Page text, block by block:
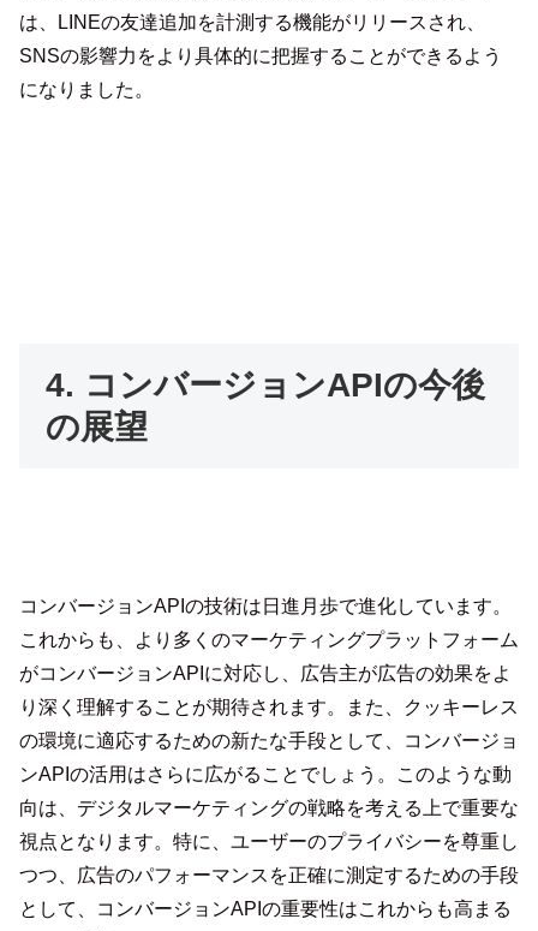
は、LINEの友達追加を計測する機能がリリースされ、
SNSの影響力をより具体的に把握することができるよう
になりました。
4. コンバージョンAPIの今後
の展望
コンバージョンAPIの技術は日進月歩で進化しています。
これからも、より多くのマーケティングプラットフォーム
がコンバージョンAPIに対応し、広告主が広告の効果をよ
り深く理解することが期待されます。また、クッキーレス
の環境に適応するための新たな手段として、コンバージョ
ンAPIの活用はさらに広がることでしょう。このような動
向は、デジタルマーケティングの戦略を考える上で重要な
視点となります。特に、ユーザーのプライバシーを尊重し
つつ、広告のパフォーマンスを正確に測定するための手段
として、コンバージョンAPIの重要性はこれからも高まる